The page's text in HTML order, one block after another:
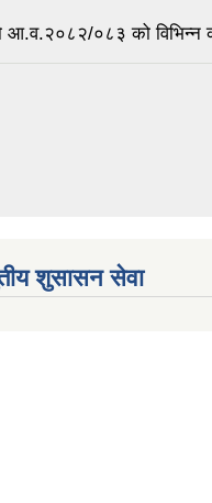
आ.व.२०८२/०८३ को विभिन्न
शुसासन सेवा